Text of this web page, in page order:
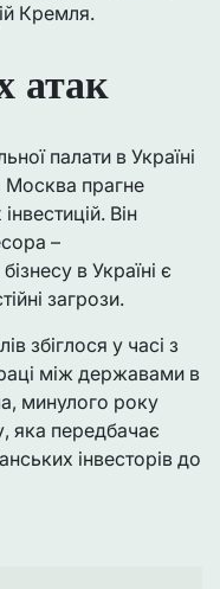
Кремля.
атак
палати в Україні
Москва прагне
Він
–
в Україні є
загрози.
збіглося у часі з
між державами в
минулого року
яка передбачає
інвесторів до